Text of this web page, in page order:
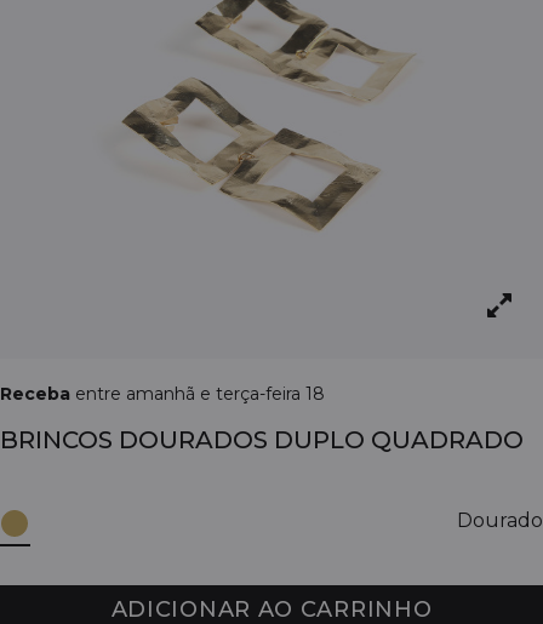
Receba entre amanhã e terça-feira 18
BRINCOS DOURADOS DUPLO QUADRADO
Dourado
ADICIONAR AO CARRINHO